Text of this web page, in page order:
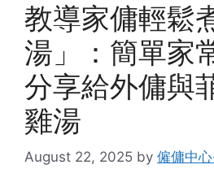
教導家傭輕鬆
湯」：簡單家
分享給外傭與
雞湯
August 22, 2025 by 僱傭中